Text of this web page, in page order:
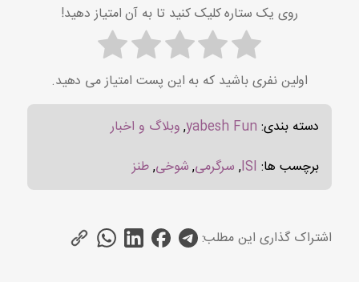
روی یک ستاره کلیک کنید تا به آن امتیاز دهید!
اولین نفری باشید که به این پست امتیاز می دهید.
دسته بندی: yabesh Fun
,وبلاگ و اخبار
برچسب ها: ISI
, سرگرمی,شوخی,طنز
اشتراک گذاری این مطلب: